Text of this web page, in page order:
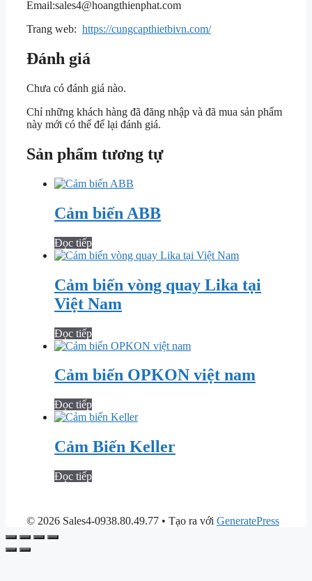
Email:sales4@hoangthienphat.com
Trang web: https://cungcapthietbivn.com/
Đánh giá
Chưa có đánh giá nào.
Chỉ những khách hàng đã đăng nhập và đã mua sản phẩm
này mới có thể để lại đánh giá.
Sản phẩm tương tự
Cảm biến ABB
Đọc tiếp
Cảm biến vòng quay Lika tại
Việt Nam
Đọc tiếp
Cảm biến OPKON việt nam
Đọc tiếp
Cảm Biến Keller
Đọc tiếp
© 2026 Sales4-0938.80.49.77 • Tạo ra với GeneratePress